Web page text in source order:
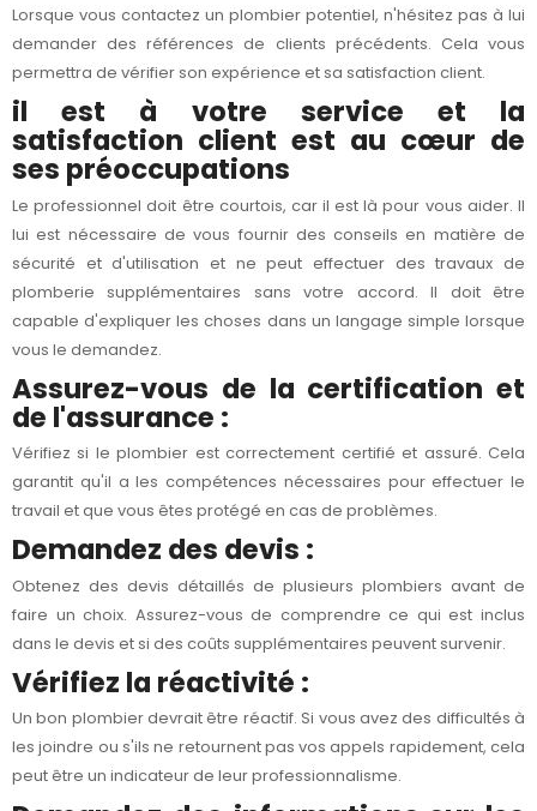
Lorsque vous contactez un plombier potentiel, n'hésitez pas à lui
demander des références de clients précédents. Cela vous
permettra de vérifier son expérience et sa satisfaction client.
il est à votre service et la
satisfaction client est au cœur de
ses préoccupations
Le professionnel doit être courtois, car il est là pour vous aider. Il
lui est nécessaire de vous fournir des conseils en matière de
sécurité et d'utilisation et ne peut effectuer des travaux de
plomberie supplémentaires sans votre accord. Il doit être
capable d'expliquer les choses dans un langage simple lorsque
vous le demandez.
Assurez-vous de la certification et
de l'assurance :
Vérifiez si le plombier est correctement certifié et assuré. Cela
garantit qu'il a les compétences nécessaires pour effectuer le
travail et que vous êtes protégé en cas de problèmes.
Demandez des devis :
Obtenez des devis détaillés de plusieurs plombiers avant de
faire un choix. Assurez-vous de comprendre ce qui est inclus
dans le devis et si des coûts supplémentaires peuvent survenir.
Vérifiez la réactivité :
Un bon plombier devrait être réactif. Si vous avez des difficultés à
les joindre ou s'ils ne retournent pas vos appels rapidement, cela
peut être un indicateur de leur professionnalisme.